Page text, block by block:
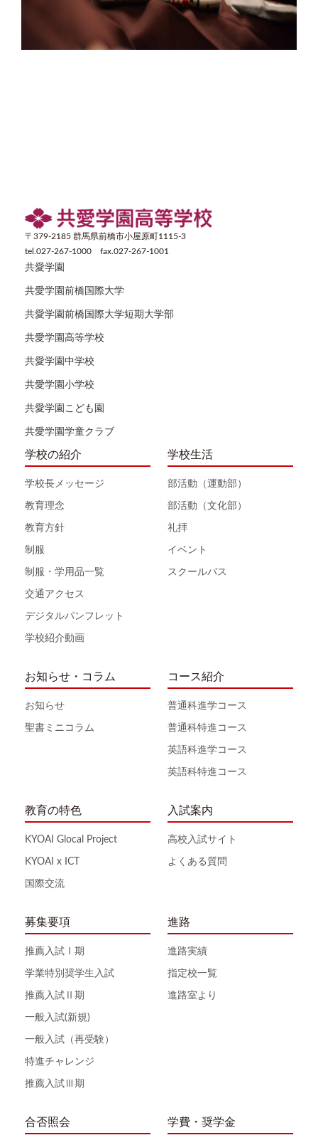
〒379-2185 群馬県前橋市小屋原町1115-3
tel.027-267-1000 fax.027-267-1001
共愛学園
共愛学園前橋国際大学
共愛学園前橋国際大学短期大学部
共愛学園高等学校
共愛学園中学校
共愛学園小学校
共愛学園こども園
共愛学園学童クラブ
学校の紹介
学校長メッセージ
教育理念
教育方針
制服
制服・学用品一覧
交通アクセス
デジタルパンフレット
学校紹介動画
学校生活
部活動（運動部）
部活動（文化部）
礼拝
イベント
スクールバス
お知らせ・コラム
お知らせ
聖書ミニコラム
コース紹介
普通科進学コース
普通科特進コース
英語科進学コース
英語科特進コース
教育の特色
KYOAI Glocal Project
KYOAI x ICT
国際交流
入試案内
高校入試サイト
よくある質問
募集要項
推薦入試Ⅰ期
学業特別奨学生入試
推薦入試Ⅱ期
一般入試(新規)
一般入試（再受験）
特進チャレンジ
推薦入試Ⅲ期
進路
進路実績
指定校一覧
進路室より
合否照会 学費・奨学金